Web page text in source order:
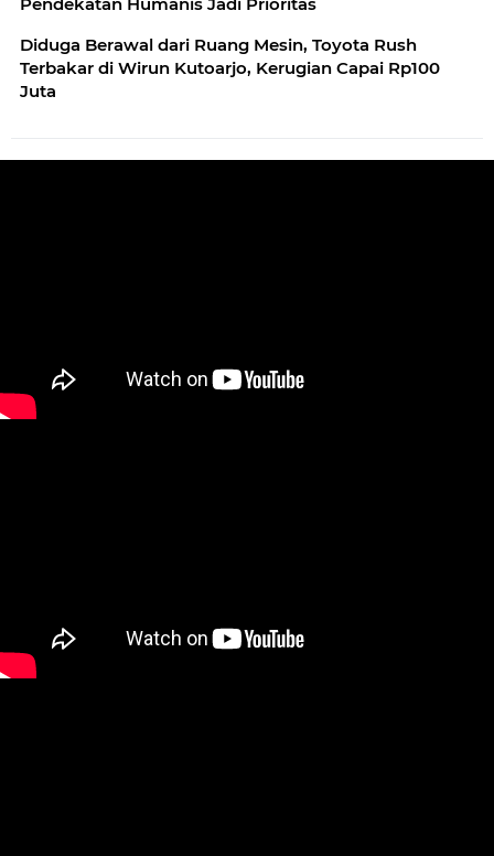
Diduga Berawal dari Ruang Mesin, Toyota Rush
Terbakar di Wirun Kutoarjo, Kerugian Capai Rp100
Juta